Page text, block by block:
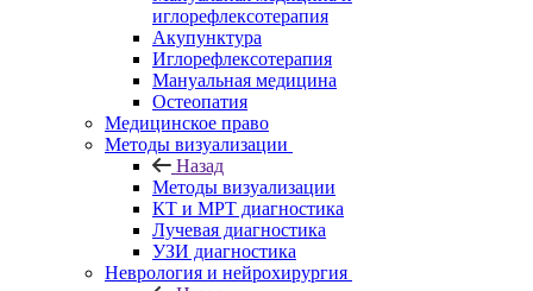
иглорефлексотерапия
Акупунктура
Иглорефлексотерапия
Мануальная медицина
Остеопатия
Медицинское право
Методы визуализации
Назад
Методы визуализации
КТ и МРТ диагностика
Лучевая диагностика
УЗИ диагностика
Неврология и нейрохирургия